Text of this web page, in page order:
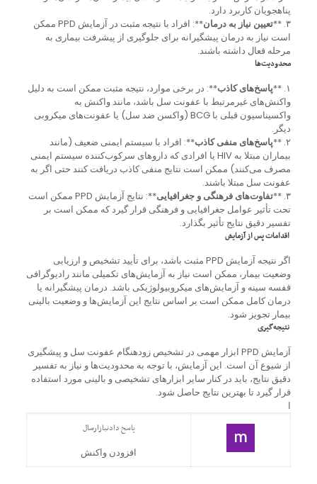
پناهجویان کاربرد دارد.
۳. **
تعیین نیاز به درمان
**: افراد با نتیجه مثبت در آزمایش PPD ممکن
است نیاز به درمان پیشگیرانه برای جلوگیری از پیشرفت بیماری به
مرحله فعال داشته باشند.
محدودیت‌ها
۱. **
پاسخ‌های کاذب**: در برخی موارد، نتیجه مثبت ممکن است به دلیل
واکنش‌های غیرمرتبط با عفونت سل باشد، مانند واکنش به
واکسیناسیون قبلی با BCG (واکسن ضد سل) یا عفونت‌های میکروبی
دیگر.
۲. **
پاسخ‌های منفی کاذب**: افراد با سیستم ایمنی ضعیف (مانند
بیماران مبتلا به HIV یا افرادی که داروهای سرکوب‌کننده سیستم ایمنی
مصرف می‌کنند) ممکن است نتایج منفی کاذب دریافت کنند حتی اگر به
عفونت سل مبتلا باشند.
۳. **
تفاوت‌های فرهنگی و جغرافیایی
**: نتایج آزمایش PPD ممکن است
تحت تأثیر عوامل جغرافیایی و فرهنگی قرار گیرد که ممکن است بر
تفسیر دقیق نتایج تأثیر بگذارد.
اقدامات پس از آزمایش
اگر نتیجه آزمایش PPD مثبت باشد، برای تأیید تشخیص و ارزیابی
وضعیت بیمار، ممکن است نیاز به آزمایش‌های تکمیلی مانند رادیوگرافی
قفسه سینه و آزمایش‌های میکروبیولوژیکی باشد. درمان پیشگیرانه یا
درمان کامل ممکن است بر اساس نتایج این آزمایش‌ها و وضعیت بالینی
بیمار تجویز شود.
نتیجه‌گیری
آزمایش PPD ابزار مهمی در تشخیص زودهنگام عفونت سل و پیشگیری
از شیوع آن است. این آزمایش، با توجه به محدودیت‌ها و نیاز به تفسیر
دقیق نتایج، باید در کنار سایر ابزارهای تشخیصی و بالینی مورد استفاده
قرار گیرد تا بهترین نتایج حاصل شود.
ا
پاسخ دادنبازارسال
افزودن واکنش